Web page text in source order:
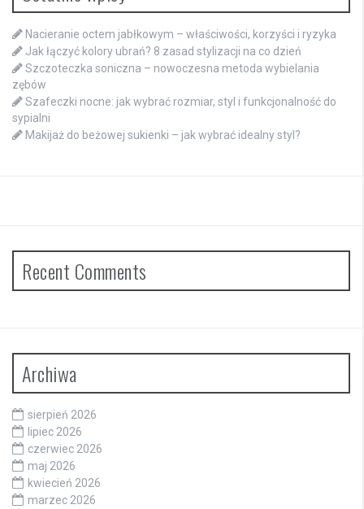
Nacieranie octem jabłkowym – właściwości, korzyści i ryzyka
Jak łączyć kolory ubrań? 8 zasad stylizacji na co dzień
Szczoteczka soniczna – nowoczesna metoda wybielania
zębów
Szafeczki nocne: jak wybrać rozmiar, styl i funkcjonalność do
sypialni
Makijaż do beżowej sukienki – jak wybrać idealny styl?
Recent Comments
Archiwa
sierpień 2026
lipiec 2026
czerwiec 2026
maj 2026
kwiecień 2026
marzec 2026